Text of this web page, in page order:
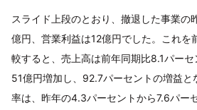
スライド上段のとおり、撤退した事業の
億円、営業利益は12億円でした。これを
較すると、売上高は前年同期比8.1パー
51億円増加し、92.7パーセントの増益と
率は、昨年の4.3パーセントから7.6パー